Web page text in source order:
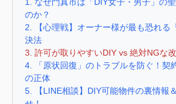
のか？
2. 【心理戦】オーナー様が最も恐れる
決法
3. 許可が取りやすいDIY vs 絶対NGな
4. 「原状回復」のトラブルを防ぐ！契
の正体
5. 【LINE相談】DIY可能物件の裏情報